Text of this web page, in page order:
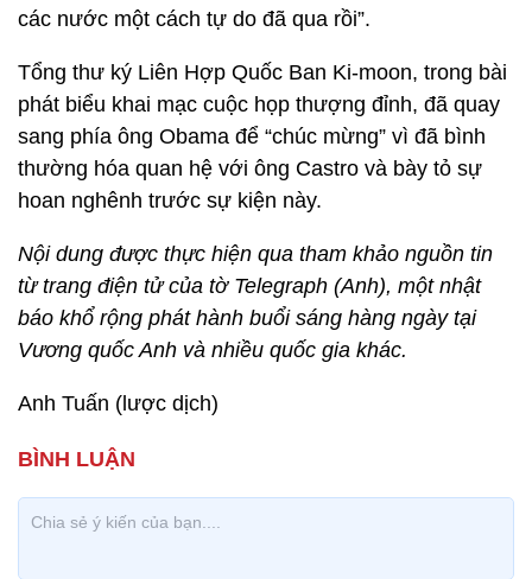
các nước một cách tự do đã qua rồi”.
Tổng thư ký Liên Hợp Quốc Ban Ki-moon, trong bài
phát biểu khai mạc cuộc họp thượng đỉnh, đã quay
sang phía ông Obama để “chúc mừng” vì đã bình
thường hóa quan hệ với ông Castro và bày tỏ sự
hoan nghênh trước sự kiện này.
Nội dung được thực hiện qua tham khảo nguồn tin
từ trang điện tử của tờ Telegraph (Anh), một nhật
báo khổ rộng phát hành buổi sáng hàng ngày tại
Vương quốc Anh và nhiều quốc gia khác.
Anh Tuấn (lược dịch)